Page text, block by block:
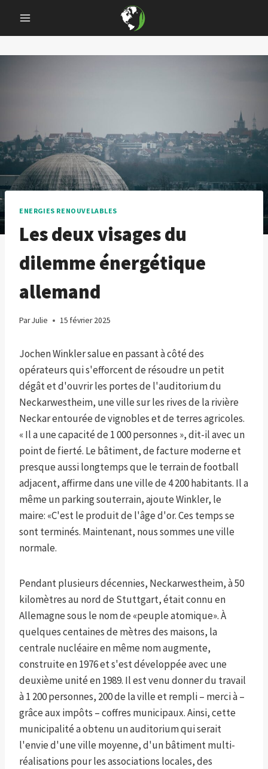
content
ENERGIES RENOUVELABLES
Les deux visages du
dilemme énergétique
allemand
ParJulie 15 février 2025
Jochen Winkler salue en passant à côté des
opérateurs qui s'efforcent de résoudre un petit
dégât et d'ouvrir les portes de l'auditorium du
Neckarwestheim, une ville sur les rives de la rivière
Neckar entourée de vignobles et de terres agricoles.
« Il a une capacité de 1 000 personnes », dit-il avec un
point de fierté. Le bâtiment, de facture moderne et
presque aussi longtemps que le terrain de football
adjacent, affirme dans une ville de 4 200 habitants. Il a
même un parking souterrain, ajoute Winkler, le
maire: «C'est le produit de l'âge d'or. Ces temps se
sont terminés. Maintenant, nous sommes une ville
normale.
Pendant plusieurs décennies, Neckarwestheim, à 50
kilomètres au nord de Stuttgart, était connu en
Allemagne sous le nom de «peuple atomique». À
quelques centaines de mètres des maisons, la
centrale nucléaire en même nom augmente,
construite en 1976 et s'est développée avec une
deuxième unité en 1989. Il est venu donner du travail
à 1 200 personnes, 200 de la ville et rempli – merci à –
grâce aux impôts – coffres municipaux. Ainsi, cette
municipalité a obtenu un auditorium qui serait
l'envie d'une ville moyenne, d'un bâtiment multi-
réalisations pour les associations locales, des